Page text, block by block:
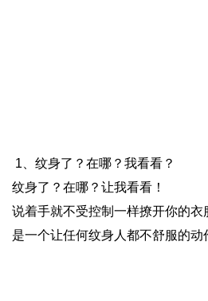
1、纹身了？在哪？我看看？
纹身了？在哪？让我看看！
说着手就不受控制一样撩开你的
是一个让任何纹身人都不舒服的动